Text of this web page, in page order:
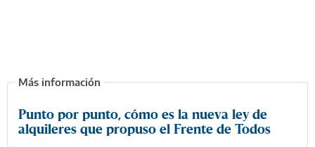
Punto por punto, cómo es la nueva ley de
alquileres que propuso el Frente de Todos